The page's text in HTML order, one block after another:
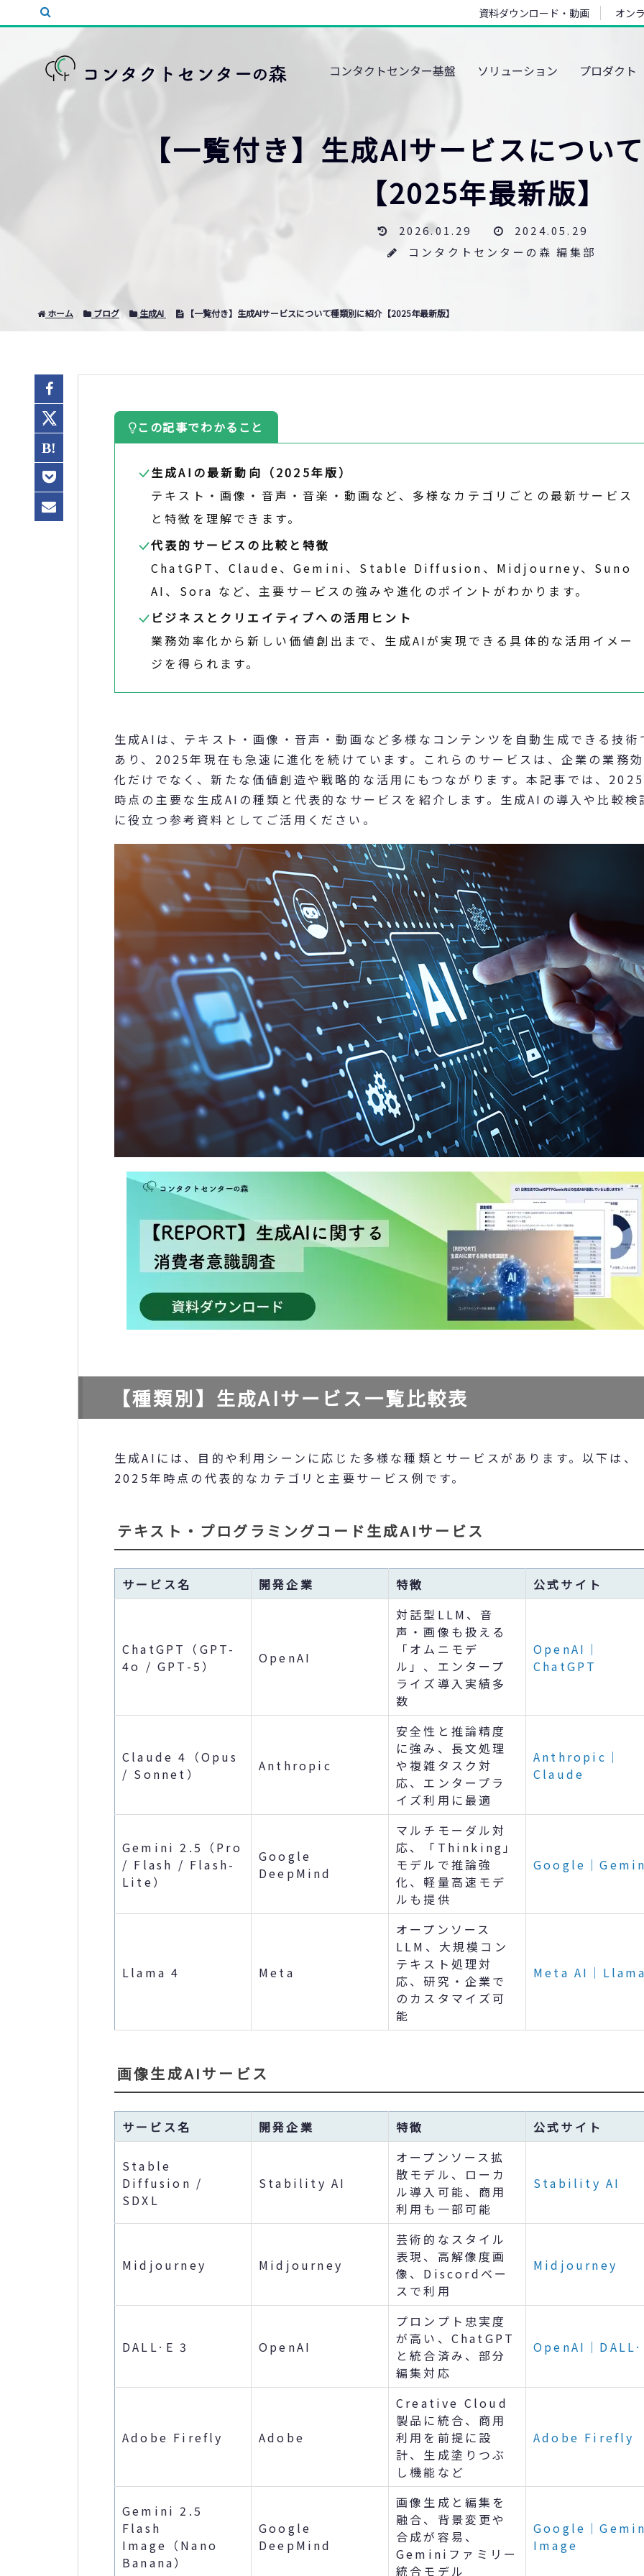
資料ダウンロード・動画 オン
コンタクトセンター基盤 ソリューション プロダクト
【一覧付き】生成AIサービスについ
【2025年最新版】
2026.01.29
2024.05.29
コンタクトセンターの森 編集部
ホーム ブログ 生成AI 【一覧付き】生成AIサービスについて種類別に紹介【2025年最新版】
この記事でわかること
生成AIの最新動向（2025年版）
テキスト・画像・音声・音楽・動画など、多様なカテゴリごとの最新サービス
と特徴を理解できます。
代表的サービスの比較と特徴
ChatGPT、Claude、Gemini、Stable Diffusion、Midjourney、Suno
AI、Sora など、主要サービスの強みや進化のポイントがわかります。
ビジネスとクリエイティブへの活用ヒント
業務効率化から新しい価値創出まで、生成AIが実現できる具体的な活用イメー
ジを得られます。
生成AIは、テキスト・画像・音声・動画など多様なコンテンツを自動生成できる技術
あり、2025年現在も急速に進化を続けています。これらのサービスは、企業の業務
化だけでなく、新たな価値創造や戦略的な活用にもつながります。本記事では、
時点の主要な生成AIの種類と代表的なサービスを紹介します。生成AIの導入や比較検
に役立つ参考資料としてご活用ください。
【種類別】生成AIサービス一覧比較表
生成AIには、目的や利用シーンに応じた多様な種類とサービスがあります。以下は、
2025年時点の代表的なカテゴリと主要サービス例です。
テキスト・プログラミングコード生成AIサービス
サービス名 開発企業 特徴 公式サイト
ChatGPT（GPT-
4o / GPT-5）
OpenAI
対話型LLM、音
声・画像も扱える
「オムニモデ
ル」、エンタープ
ライズ導入実績多
数
OpenAI｜
ChatGPT
Claude 4（Opus
/ Sonnet）
Anthropic
安全性と推論精度
に強み、長文処理
や複雑タスク対
応、エンタープラ
イズ利用に最適
Anthropic｜
Claude
Gemini 2.5（Pro
/ Flash / Flash-
Lite）
Google
DeepMind
マルチモーダル対
応、「Thinking」
モデルで推論強
化、軽量高速モデ
ルも提供
Google｜
Llama 4 Meta
オープンソース
LLM、大規模コン
テキスト処理対
応、研究・企業で
のカスタマイズ可
能
Meta AI｜
画像生成AIサービス
サービス名 開発企業 特徴 公式サイト
Stable
Diffusion /
SDXL
Stability AI
オープンソース拡
散モデル、ローカ
ル導入可能、商用
利用も一部可能
Stability AI
Midjourney Midjourney
芸術的なスタイル
表現、高解像度画
像、Discordベー
スで利用
Midjourney
DALL·E 3 OpenAI
プロンプト忠実度
が高い、ChatGPT
と統合済み、部分
編集対応
OpenAI｜
Adobe Firefly Adobe
Creative Cloud
製品に統合、商用
利用を前提に設
計、生成塗りつぶ
し機能など
Adobe Firefly
Gemini 2.5
Flash
Image（Nano
Banana）
Google
DeepMind
画像生成と編集を
融合、背景変更や
合成が容易、
Geminiファミリー
統合モデル
Google｜
Image